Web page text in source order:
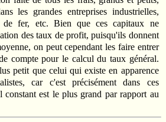
les grandes entreprises industrielles,
de fer, etc. Bien que ces capitaux ne
des taux de profit, puisqu'ils donnent
on peut cependant les faire entrer
compte pour le calcul du taux général.
petit que celui qui existe en apparence
car c'est précisément dans ces
constant est le plus grand par rapport au